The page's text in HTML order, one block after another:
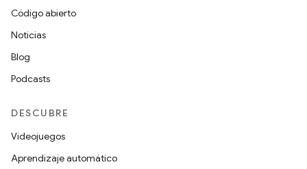
Código abierto
Noticias
Blog
Podcasts
DESCUBRE
Videojuegos
Aprendizaje automático